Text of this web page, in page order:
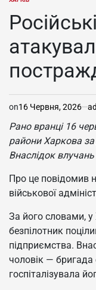
ОПУБЛІКУВАТИ
on16 Червня, 2026
Рано вранці 16
райони Харкова
Внаслідок
Про це повідомив
військової
За його словами, у
безпілотник
підприємства.
чоловік — бригада
госпіталізувала